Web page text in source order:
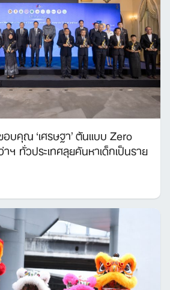
อบคุณ ‘เศรษฐา’ ต้นแบบ Zero
ฯ ทั่วประเทศลุยค้นหาเด็กเป็นราย